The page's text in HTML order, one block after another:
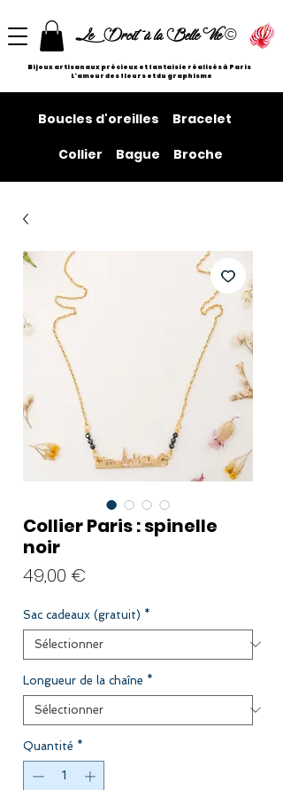
Le Droit à la Belle Vie©
Bijoux artisanaux précieux et fantaisie réalisés à Paris
L'amour des fleurs et du graphisme
Boucles d'oreilles
Bracelet
Collier
Bague Broche
Collier Paris : spinelle
noir
49,00 €
Sac cadeaux (gratuit) *
Longueur de la chaîne *
Quantité *